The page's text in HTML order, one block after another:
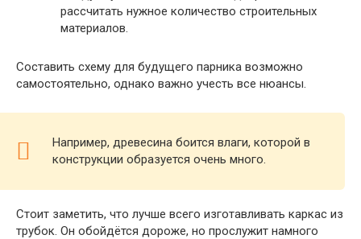
рассчитать нужное количество строительных
материалов.
Составить схему для будущего парника возможно
самостоятельно, однако важно учесть все нюансы.
Например, древесина боится влаги, которой в
конструкции образуется очень много.
Стоит заметить, что лучше всего изготавливать каркас из
трубок. Он обойдётся дороже, но прослужит намного